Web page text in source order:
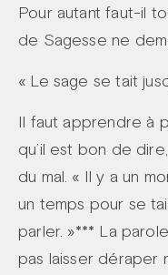
Pour autant faut-il
de Sagesse ne
« Le sage se tait
Il faut apprendre à
qu’il est bon de
du mal. « Il y a un
un temps pour se
parler. »*** La
pas laisser déraper